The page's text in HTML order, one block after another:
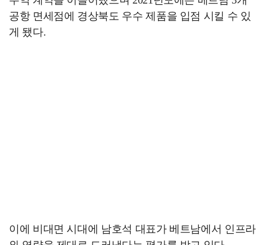
공항 면세점에 경상북도 우수 제품을 입점 시킬 수 있
게 됐다.
이에 비대면 시대에 남호석 대표가 베트남에서 인프라